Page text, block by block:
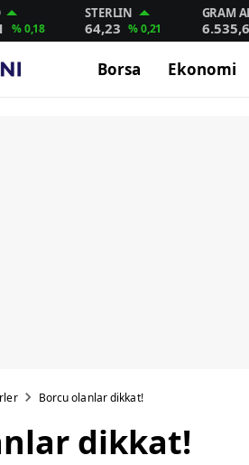
% 0,18
STERLIN
64,23 % 0,21
GRAM
Borsa Ekonomi
Borcu olanlar dikkat!
dikkat!